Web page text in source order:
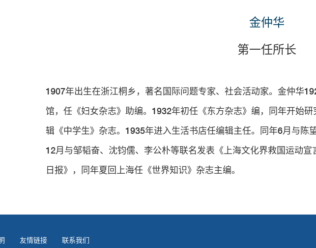
金仲华
第一任所长
1907年出生在浙江桐乡，著名国际问题专家、社会活动家。金仲华
馆，任《妇女杂志》助编。1932年初任《东方杂志》编，同年开始
辑《中学生》杂志。1935年进入生活书店任编辑主任。同年6月与陈
12月与邹韬奋、沈钧儒、李公朴等联名发表《上海文化界救国运动
日报》，同年夏回上海任《世界知识》杂志主编。
友情链接 联系我们